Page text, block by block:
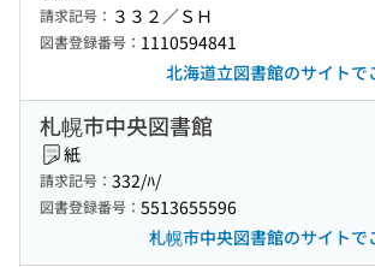
請求記号： ３３２／ＳＨ
図書登録番号： 1110594841
北海道立図書館のサイトで
札幌市中央図書館
紙
請求記号： 332/ﾊ/
図書登録番号： 5513655596
札幌市中央図書館のサイトで